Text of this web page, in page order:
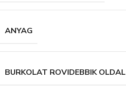
ANYAG
BURKOLAT ROVIDEBBIK OLDAL